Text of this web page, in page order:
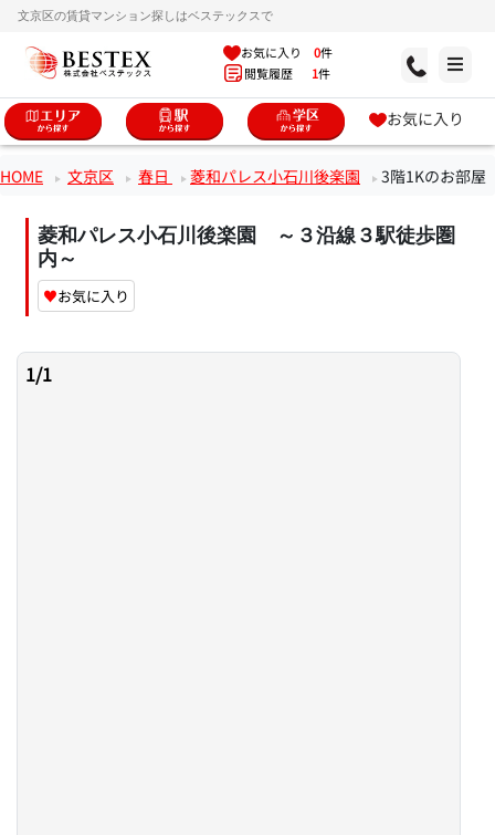
文京区の賃貸マンション探しはベステックスで
お気に入り 0件
閲覧履歴 1件
お気に入り
HOME 文京区 春日 菱和パレス小石川後楽園 3階1Kのお部屋
菱和パレス小石川後楽園 ～３沿線３駅徒歩圏
内～
♥お気に入り
1/1